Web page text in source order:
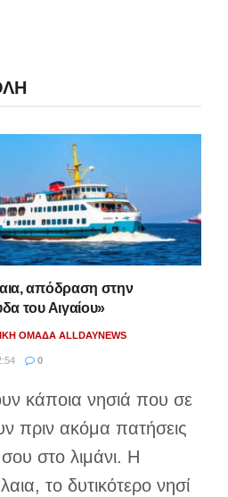
απόδραση στην
του Αιγαίου»
ΟΜΆΔΑ ALLDAYNEWS
0
κάποια νησιά που σε
πριν ακόμα πατήσεις
στο λιμάνι. Η
το δυτικότερο νησί